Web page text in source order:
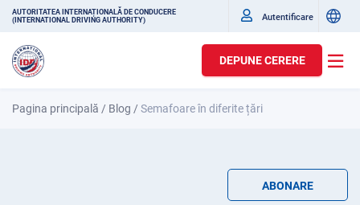
AUTORITATEA INTERNAȚIONALĂ DE CONDUCERE
(INTERNATIONAL DRIVING AUTHORITY)
Autentificare
DEPUNE CERERE
Pagina principală / Blog /Semafoare în diferite țări
ABONARE